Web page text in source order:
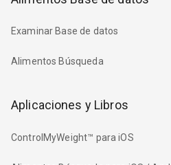
Examinar Base de datos
Alimentos Búsqueda
Aplicaciones y Libros
ControlMyWeight™ para iOS